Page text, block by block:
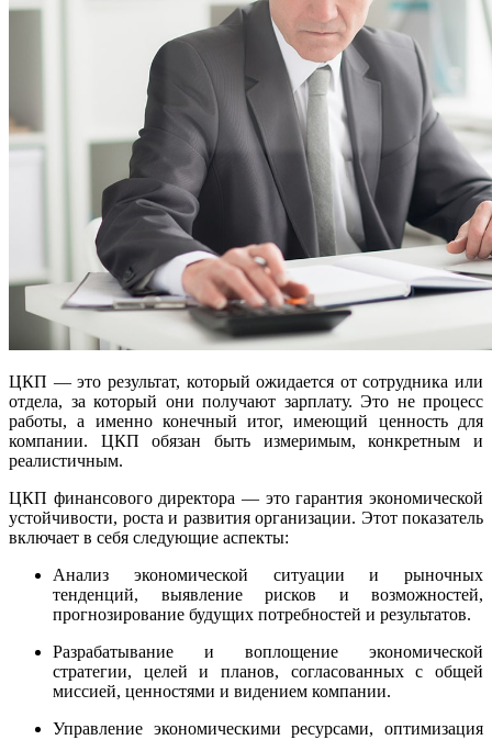
ЦКП — это результат, который ожидается от сотрудника или
отдела, за который они получают зарплату. Это не процесс
работы, а именно конечный итог, имеющий ценность для
компании. ЦКП обязан быть измеримым, конкретным и
реалистичным.
ЦКП финансового директора — это гарантия экономической
устойчивости, роста и развития организации. Этот показатель
включает в себя следующие аспекты:
Анализ экономической ситуации и рыночных
тенденций, выявление рисков и возможностей,
прогнозирование будущих потребностей и результатов.
Разрабатывание и воплощение экономической
стратегии, целей и планов, согласованных с общей
миссией, ценностями и видением компании.
Управление экономическими ресурсами, оптимизация